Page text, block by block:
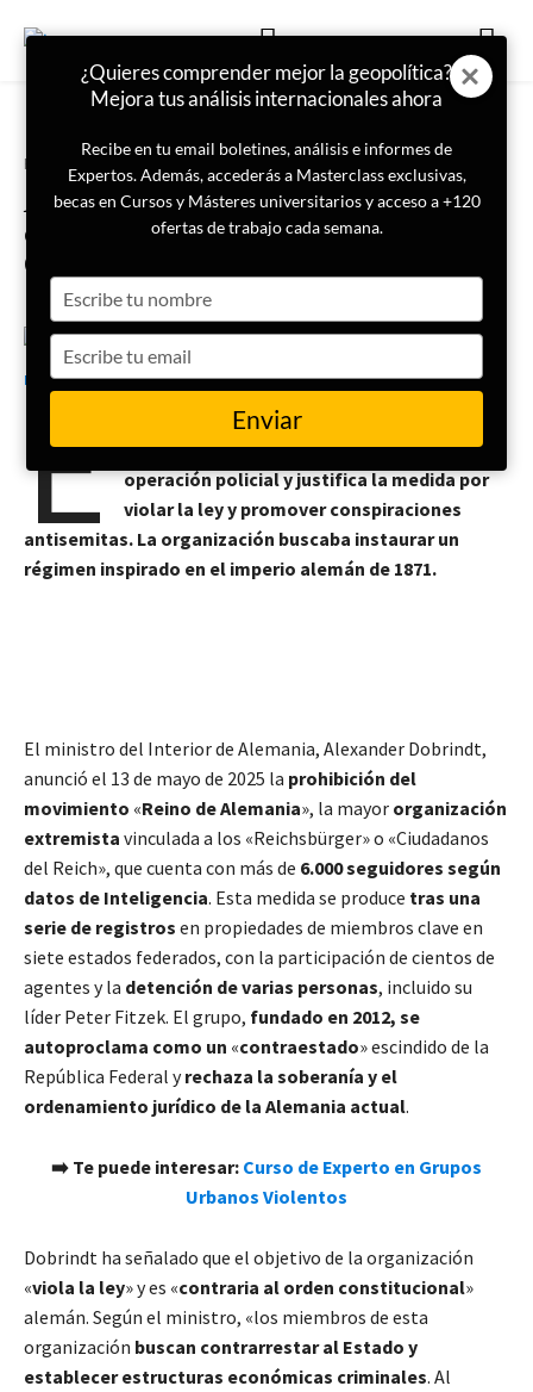
Portada
Alemania prohíbe un movimiento
extremista vinculado a
Ciudadanos del Reich
LISA News
E
l gobierno alemán ilegaliza el mayor grupo
de los «Ciudadanos del Reich» tras una
operación policial y justifica la medida por
violar la ley y promover conspiraciones
antisemitas. La organización buscaba instaurar un
régimen inspirado en el imperio alemán de 1871.
El ministro del Interior de Alemania, Alexander Dobrindt,
anunció el 13 de mayo de 2025 la prohibición del
movimiento «Reino de Alemania», la mayor organización
extremista vinculada a los «Reichsbürger» o «Ciudadanos
del Reich», que cuenta con más de 6.000 seguidores según
datos de Inteligencia. Esta medida se produce tras una
serie de registros en propiedades de miembros clave en
siete estados federados, con la participación de cientos de
agentes y la detención de varias personas, incluido su
líder Peter Fitzek. El grupo, fundado en 2012, se
autoproclama como un «contraestado» escindido de la
República Federal yrechaza la soberanía y el
ordenamiento jurídico de la Alemania actual.
➡️ Te puede interesar: Curso de Experto en Grupos
Urbanos Violentos
Dobrindt ha señalado que el objetivo de la organización
«viola la ley» y es «contraria al orden constitucional»
alemán. Según el ministro, «los miembros de esta
organización buscan contrarrestar al Estado y
establecer estructuras económicas criminales. Al
¿Quieres comprender mejor la geopolítica?
Mejora tus análisis internacionales ahora
Recibe en tu email boletines, análisis e informes de
Expertos. Además, accederás a Masterclass exclusivas,
becas en Cursos y Másteres universitarios y acceso a +120
ofertas de trabajo cada semana.
your
name
your
email
Enviar